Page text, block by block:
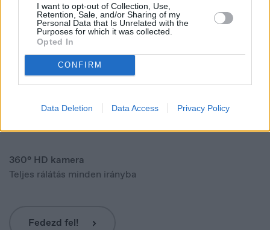
I want to opt-out of Collection, Use,
Retention, Sale, and/or Sharing of my
Personal Data that Is Unrelated with the
Purposes for which it was collected.
Opted In
CONFIRM
Data Deletion Data Access Privacy Policy
Italia
Italiano
MG Pilot
Megbízható társad az utakon
Kiemelkedő teljesítményű fékrendszer
7 db légzsák
360° HD kamera
Teljes rálátás minden irányba
Fedezd fel!